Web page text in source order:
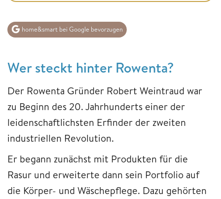
home&smart bei Google bevorzugen
Wer steckt hinter Rowenta?
Der Rowenta Gründer Robert Weintraud war
zu Beginn des 20. Jahrhunderts einer der
leidenschaftlichsten Erfinder der zweiten
industriellen Revolution.
Er begann zunächst mit Produkten für die
Rasur und erweiterte dann sein Portfolio auf
die Körper- und Wäschepflege. Dazu gehörten